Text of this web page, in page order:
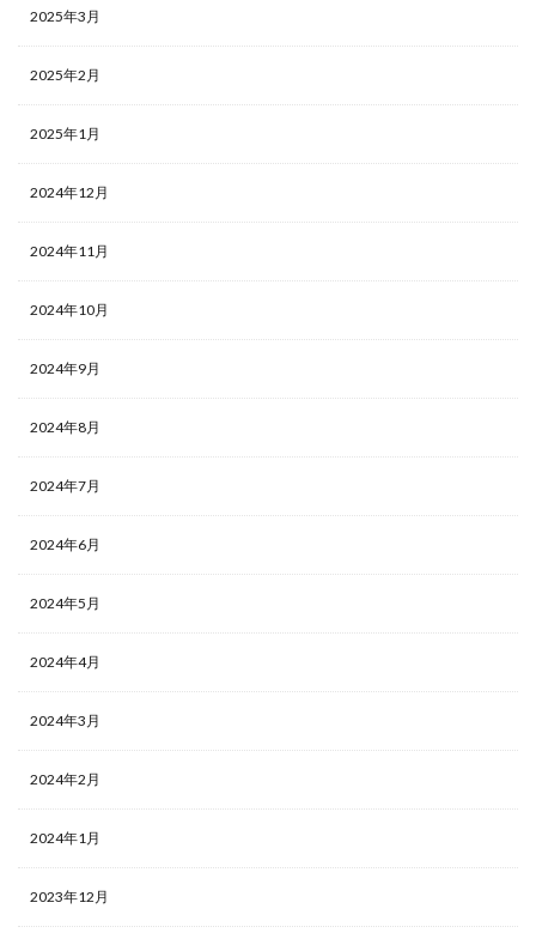
2025年3月
2025年2月
2025年1月
2024年12月
2024年11月
2024年10月
2024年9月
2024年8月
2024年7月
2024年6月
2024年5月
2024年4月
2024年3月
2024年2月
2024年1月
2023年12月